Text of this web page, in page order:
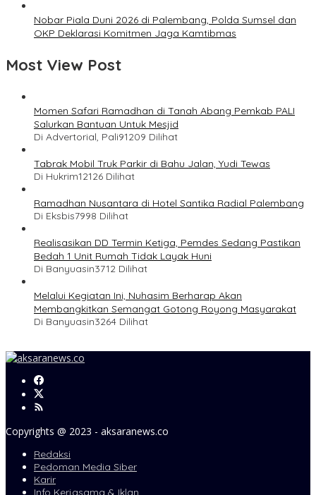
Nobar Piala Duni 2026 di Palembang, Polda Sumsel dan
OKP Deklarasi Komitmen Jaga Kamtibmas
Most View Post
Momen Safari Ramadhan di Tanah Abang Pemkab PALI
Salurkan Bantuan Untuk Mesjid
Di Advertorial, Pali91209 Dilihat
Tabrak Mobil Truk Parkir di Bahu Jalan, Yudi Tewas
Di Hukrim12126 Dilihat
Ramadhan Nusantara di Hotel Santika Radial Palembang
Di Eksbis7998 Dilihat
Realisasikan DD Termin Ketiga, Pemdes Sedang Pastikan
Bedah 1 Unit Rumah Tidak Layak Huni
Di Banyuasin3712 Dilihat
Melalui Kegiatan Ini, Nuhasim Berharap Akan
Membangkitkan Semangat Gotong Royong Masyarakat
Di Banyuasin3264 Dilihat
Copyrights @ 2023 - aksaranews.co
Redaksi
Pedoman Media Siber
Karir
Info Kerjasama & Iklan